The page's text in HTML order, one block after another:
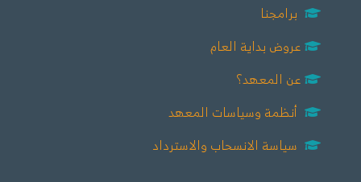
برامجنا
عروض بداية العام
عن المعهد؟
أنظمة وسياسات المعهد
سياسة الانسحاب والاسترداد